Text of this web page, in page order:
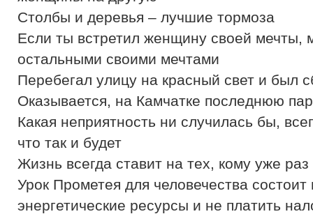
Столбы и деревья – лучшие тормоза
Если ты встретил женщину своей мечты,
остальными своими мечтами
Перебегал улицу на красный свет и был
Оказывается, на Камчатке последнюю
Какая неприятность ни случилась бы,
что так и будет
Жизнь всегда ставит на тех, кому уже раз
Урок Прометея для человечества состоит
энергетические ресурсы и не платить